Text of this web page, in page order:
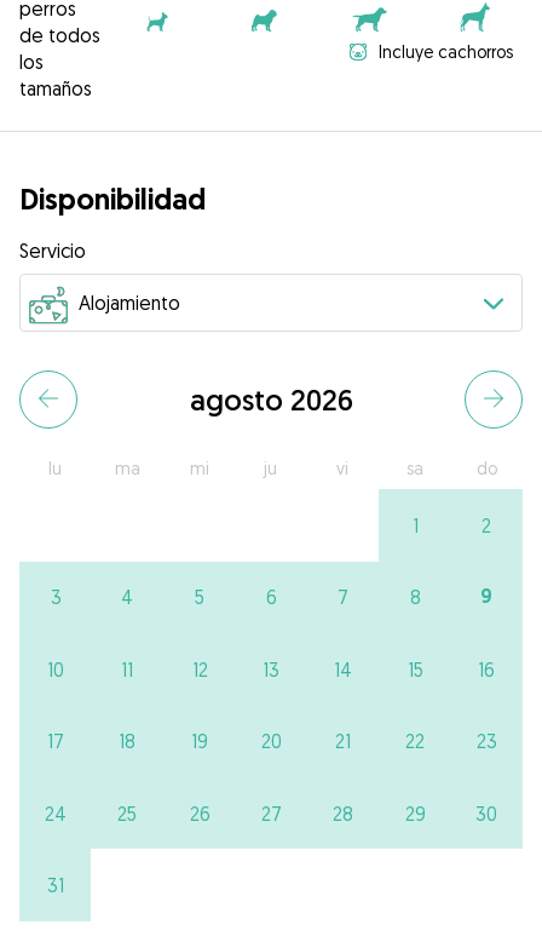
perros
de todos
los
tamaños
Incluye cachorros
Disponibilidad
Servicio
agosto 2026
lu ma mi ju vi sa do
1 2
3 4 5 6 7 8 9
10 11 12 13 14 15 16
17 18 19 20 21 22 23
24 25 26 27 28 29 30
31